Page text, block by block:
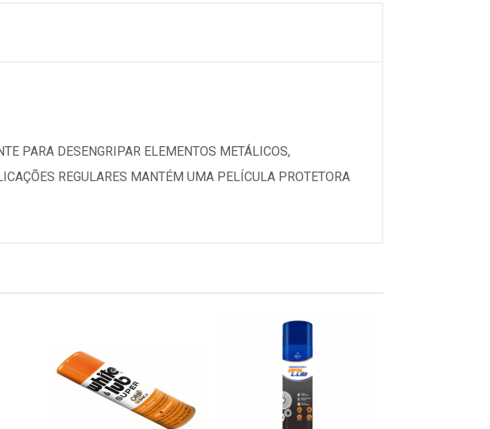
PARA DESENGRIPAR ELEMENTOS METÁLICOS,
REGULARES MANTÉM UMA PELÍCULA PROTETORA